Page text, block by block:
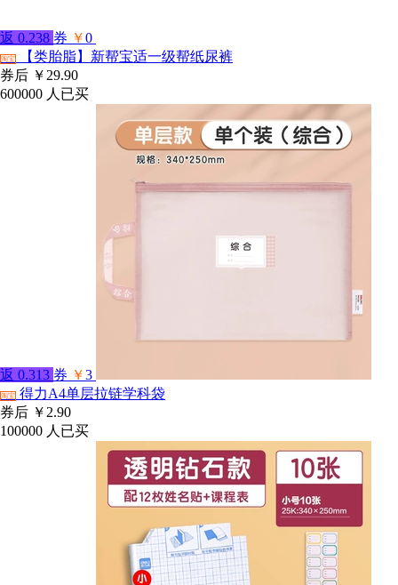
返 0.238 券 ￥0
淘宝
【类胎脂】新帮宝适一级帮纸尿裤
券后 ￥29.90
600000 人已买
返 0.313 券 ￥3
淘宝 得力A4单层拉链学科袋
券后 ￥2.90
100000 人已买